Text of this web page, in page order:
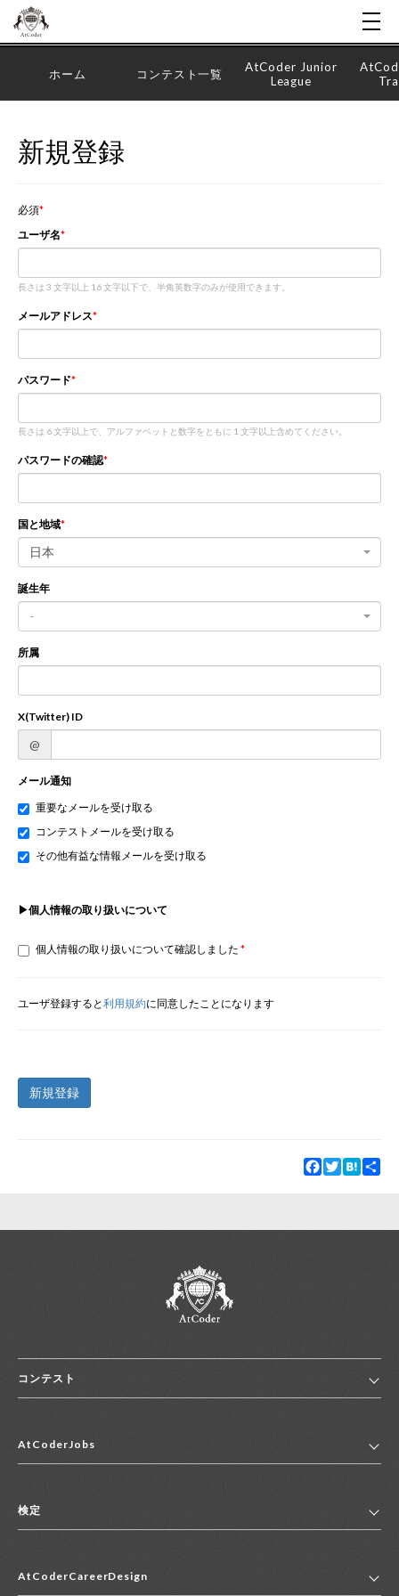
ホーム コンテスト一覧
AtCoder Junior
League
新規登録
必須
ユーザ名
長さは 3 文字以上 16 文字以下で、半角英数字のみが使用できます。
メールアドレス
パスワード
長さは 6 文字以上で、アルファベットと数字をともに 1 文字以上含めてください。
パスワードの確認
国と地域
日本
誕生年
-
所属
X(Twitter) ID
@
メール通知
重要なメールを受け取る
コンテストメールを受け取る
その他有益な情報メールを受け取る
▶個人情報の取り扱いについて
個人情報の取り扱いについて確認しました
ユーザ登録すると利用規約に同意したことになります
新規登録
Facebook
TwitterHatena
コンテスト
コンテスト一覧
便利リンク集
AtCoderJobs
2027年新卒採用求人一覧
中途採用求人一覧
検定
マイページ
AtCoderCareerDesign